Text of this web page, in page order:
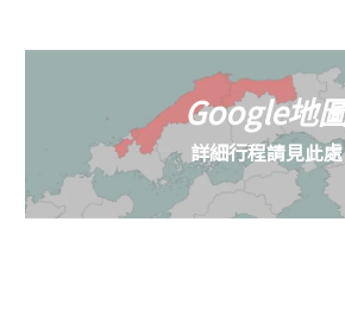
Google地
詳細行程請見此處